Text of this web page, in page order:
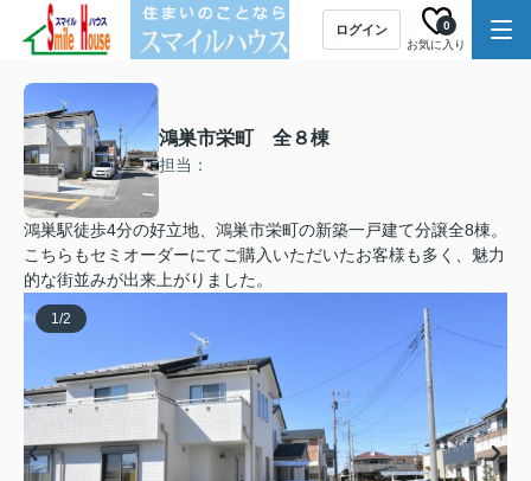
ログイン
お気に入り
0
鴻巣市栄町 全８棟
担当：
鴻巣駅徒歩4分の好立地、鴻巣市栄町の新築一戸建て分譲全8棟。
こちらもセミオーダーにてご購入いただいたお客様も多く、魅力
的な街並みが出来上がりました。
1/2